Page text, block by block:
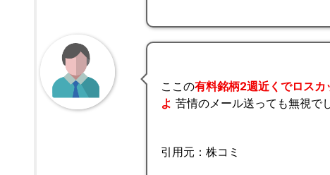
ここの有料銘柄2週近くでロス
よ 苦情のメール送っても無視で
引用元：株コミ